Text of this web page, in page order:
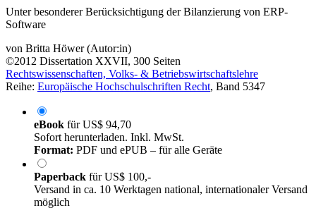
Unter besonderer Berücksichtigung der Bilanzierung von ERP-
Software
von Britta Höwer (Autor:in)
©2012 Dissertation XXVII, 300 Seiten
Rechtswissenschaften, Volks- & Betriebswirtschaftslehre
Reihe: Europäische Hochschulschriften Recht, Band 5347
eBook fürUS$ 94,70
Sofort herunterladen. Inkl. MwSt.
Format: PDF und ePUB – für alle Geräte
Paperback fürUS$ 100,-
Versand in ca. 10 Werktagen national, internationaler Versand
möglich